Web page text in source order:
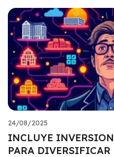
24/08/2025
INCLUYE
PARA DIVERSIFICAR